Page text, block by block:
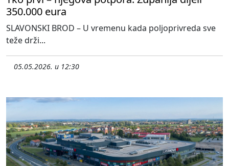
350.000 eura
SLAVONSKI BROD – U vremenu kada poljoprivreda sve
teže drži...
05.05.2026. u 12:30